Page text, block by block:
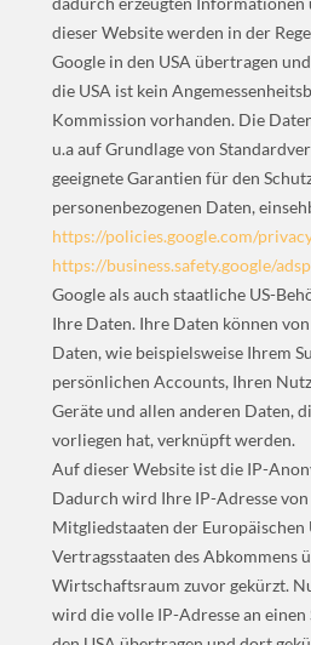
dieser Website werden in der
Google in den USA übertragen
die USA ist kein
Kommission vorhanden. Die
u.a auf Grundlage von
geeignete Garantien für den
personenbezogenen Daten,
https://policies.google.com/
https://business.safety.google/
Google als auch staatliche US-
Ihre Daten. Ihre Daten können
Daten, wie beispielsweise Ihrem
persönlichen Accounts, Ihren
Geräte und allen anderen Daten,
vorliegen hat, verknüpft werden.
Auf dieser Website ist die IP-
Dadurch wird Ihre IP-Adresse
Mitgliedstaaten der
Vertragsstaaten des Abkommens
Wirtschaftsraum zuvor gekürzt.
wird die volle IP-Adresse an einen